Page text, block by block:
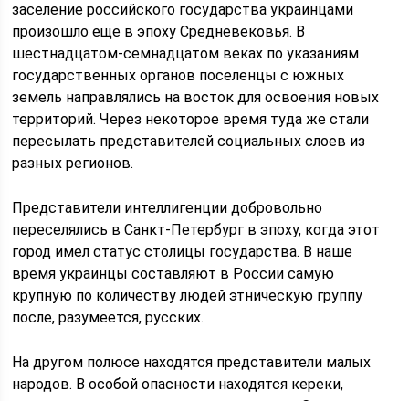
заселение российского государства украинцами
произошло еще в эпоху Средневековья. В
шестнадцатом-семнадцатом веках по указаниям
государственных органов поселенцы с южных
земель направлялись на восток для освоения новых
территорий. Через некоторое время туда же стали
пересылать представителей социальных слоев из
разных регионов.
Представители интеллигенции добровольно
переселялись в Санкт-Петербург в эпоху, когда этот
город имел статус столицы государства. В наше
время украинцы составляют в России самую
крупную по количеству людей этническую группу
после, разумеется, русских.
На другом полюсе находятся представители малых
народов. В особой опасности находятся кереки,